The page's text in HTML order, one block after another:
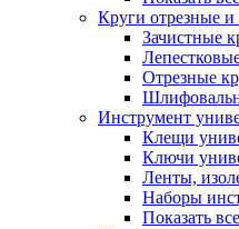
Круги отрезные
Зачистные
Отрезные
Инструмент
Клещи
Ключи
Ленты,
Наборы
Показать все